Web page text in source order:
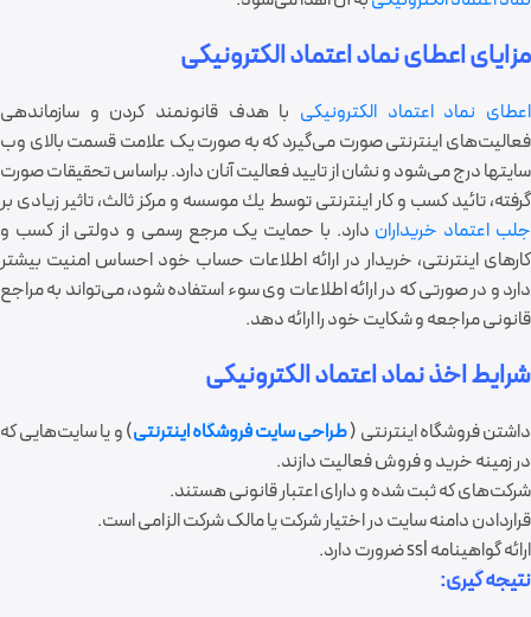
مزایای اعطای نماد اعتماد الکترونیکی
اعطای نماد اعتماد الكترونیكی با هدف قانونمند كردن و سازماندهی
فعالیتهای اینترنتی صورت میگیرد که به صورت یک علامت قسمت بالای وب
سایتها درج میشود و نشان از تایید فعالیت آنان دارد. براساس تحقیقات صورت
گرفته، تائید کسب و کار اینترنتی توسط یك موسسه و مركز ثالث، تاثیر زیادی بر
جلب اعتماد خریداران دارد. با حمایت یک مرجع رسمی و دولتی از کسب و
کارهای اینترنتی، خریدار در ارائه اطلاعات حساب خود احساس امنیت بیشتر
دارد و در صورتی که در ارائه اطلاعات وی سوء استفاده شود، میتواند به مراجع
قانونی مراجعه و شکایت خود را ارائه دهد.
شرایط اخذ نماد اعتماد الکترونیکی
داشتن فروشگاه اینترنتی (طراحی سایت فروشگاه اینترنتی) و یا سایتهایی که
در زمینه خرید و فروش فعالیت دازند.
شرکتهای که ثبت شده و دارای اعتبار قانونی هستند.
قراردادن دامنه سایت در اختیار شرکت یا مالک شرکت الزامی است.
ارائه گواهینامهsslضرورت دارد.
نتیجه گیری: